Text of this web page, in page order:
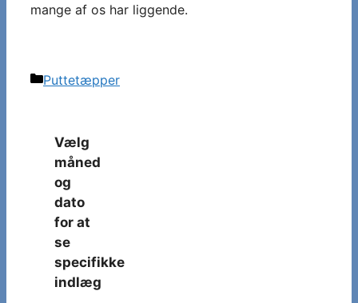
mange af os har liggende.
Kategorier
Puttetæpper
Vælg
måned
og
dato
for at
se
specifikke
indlæg